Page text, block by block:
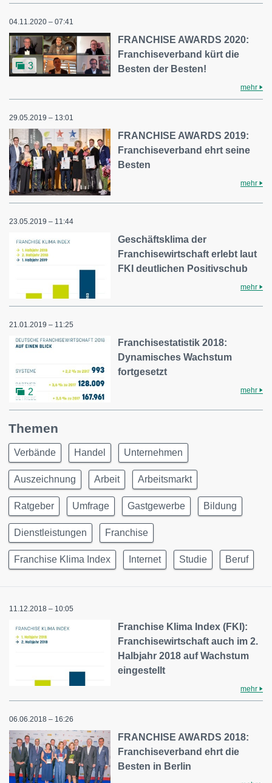
04.11.2020 – 07:41
3
FRANCHISE AWARDS 2020:
Franchiseverband kürt die
Besten der Besten!
mehr
29.05.2019 – 13:01
FRANCHISE AWARDS 2019:
Franchiseverband ehrt seine
Besten
mehr
23.05.2019 – 11:44
Geschäftsklima der
Franchisewirtschaft erlebt laut
FKI deutlichen Positivschub
mehr
21.01.2019 – 11:25
2
Franchisestatistik 2018:
Dynamisches Wachstum
fortgesetzt
mehr
Themen
Verbände Handel Unternehmen
Auszeichnung Arbeit Arbeitsmarkt
Ratgeber Umfrage Gastgewerbe Bildung
Dienstleistungen Franchise
Franchise Klima Index Internet Studie Beruf
11.12.2018 – 10:05
Franchise Klima Index (FKI):
Franchisewirtschaft auch im 2.
Halbjahr 2018 auf Wachstum
eingestellt
mehr
06.06.2018 – 16:26
FRANCHISE AWARDS 2018:
Franchiseverband ehrt die
Besten in Berlin